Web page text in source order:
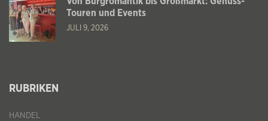
Touren und Events
JULI 9, 2026
RUBRIKEN
HANDEL